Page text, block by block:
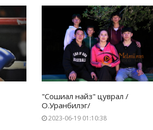
"Сошиал найз" цуврал /
О.Уранбилэг/
2023-06-19 01:10:38